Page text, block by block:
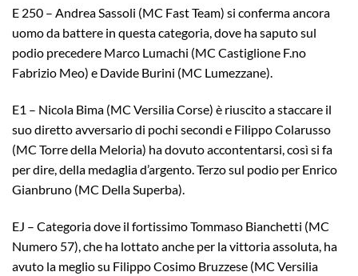
E 250 – Andrea Sassoli (MC Fast Team) si conferma ancora
uomo da battere in questa categoria, dove ha saputo sul
podio precedere Marco Lumachi (MC Castiglione F.no
Fabrizio Meo) e Davide Burini (MC Lumezzane).
E1 – Nicola Bima (MC Versilia Corse) è riuscito a staccare il
suo diretto avversario di pochi secondi e Filippo Colarusso
(MC Torre della Meloria) ha dovuto accontentarsi, così si fa
per dire, della medaglia d’argento. Terzo sul podio per Enrico
Gianbruno (MC Della Superba).
EJ – Categoria dove il fortissimo Tommaso Bianchetti (MC
Numero 57), che ha lottato anche per la vittoria assoluta, ha
avuto la meglio su Filippo Cosimo Bruzzese (MC Versilia